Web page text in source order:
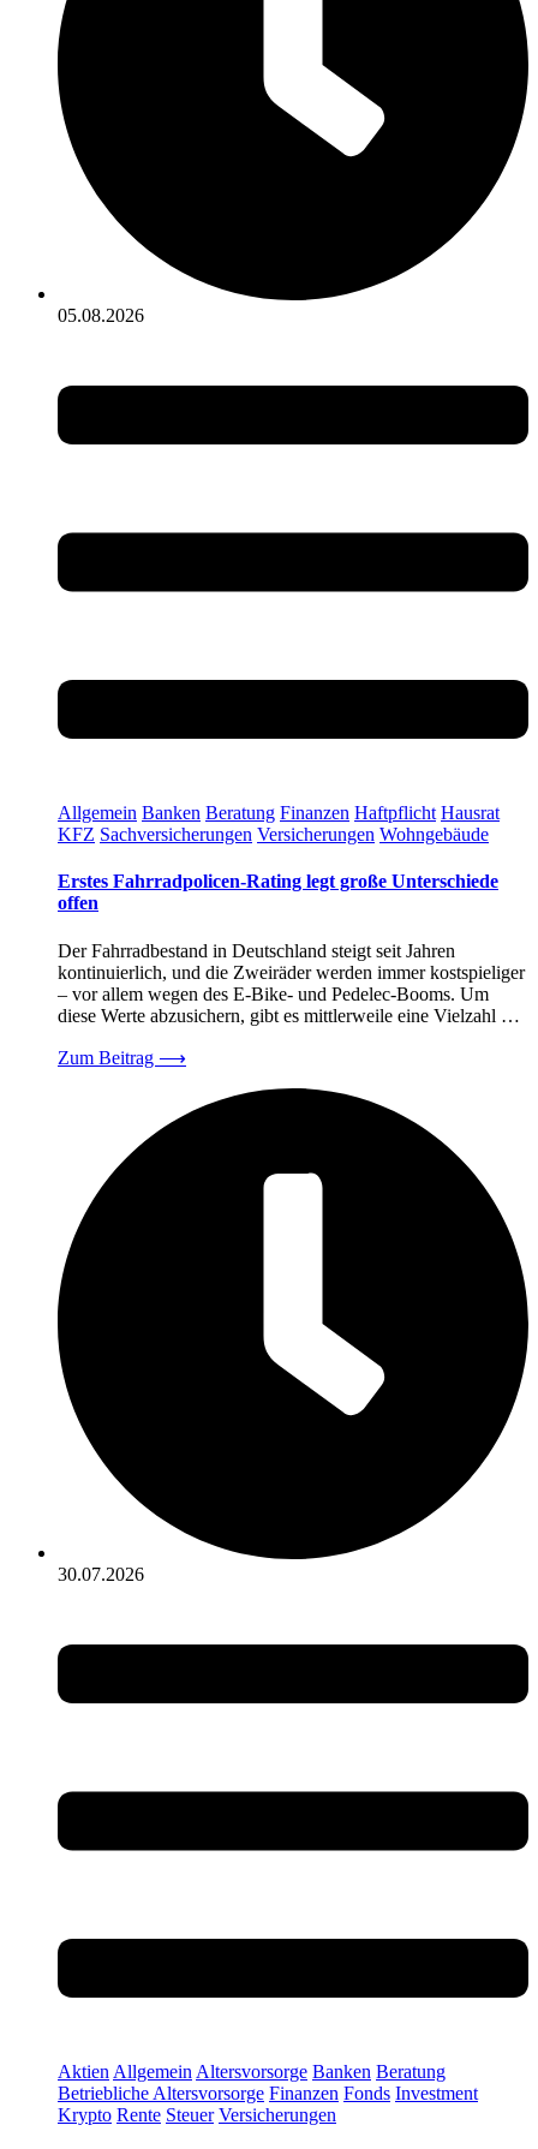
05.08.2026
Allgemein Banken Beratung Finanzen Haftpflicht Hausrat
KFZ Sachversicherungen Versicherungen Wohngebäude
Erstes Fahrradpolicen-Rating legt große Unterschiede
offen
Der Fahrradbestand in Deutschland steigt seit Jahren
kontinuierlich, und die Zweiräder werden immer kostspieliger
– vor allem wegen des E-Bike- und Pedelec-Booms. Um
diese Werte abzusichern, gibt es mittlerweile eine Vielzahl …
Zum Beitrag ⟶
30.07.2026
Aktien Allgemein Altersvorsorge Banken Beratung
Betriebliche Altersvorsorge Finanzen Fonds Investment
Krypto Rente Steuer Versicherungen